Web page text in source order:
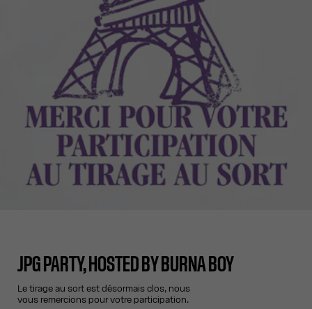
JPG PARTY, HOSTED BY BURNA BOY
Le tirage au sort est désormais clos, nous
vous remercions pour votre participation.